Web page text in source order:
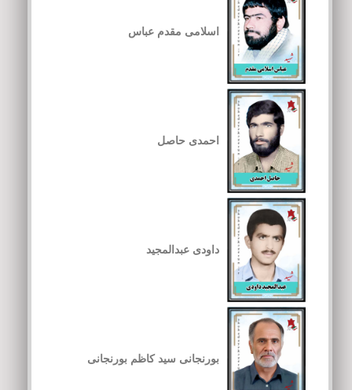
اسلامی مقدم عباس
احمدی حاصل
داودی عبدالمجید
بورنجانی سید کاظم بورنجانی